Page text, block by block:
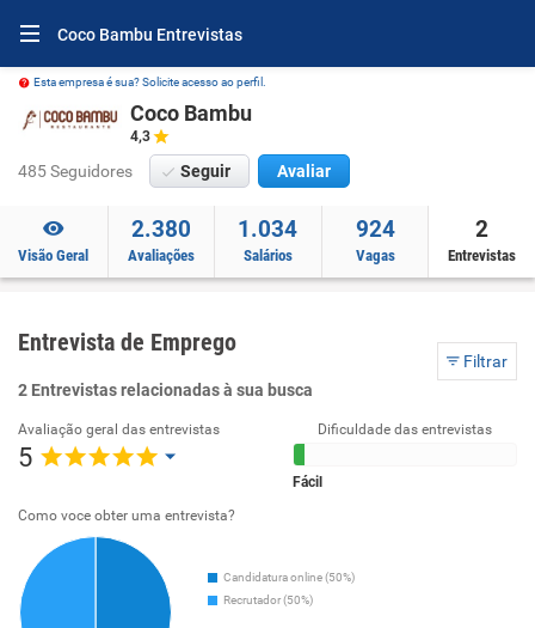
Coco Bambu Entrevistas
Esta empresa é sua? Solicite acesso ao perfil.
Coco Bambu
4,3
485 Seguidores Seguir Avaliar
Visão Geral
2.380
Avaliações
1.034
Salários
924
Vagas
2
Entrevistas
Entrevista de Emprego
Filtrar
2 Entrevistas relacionadas à sua busca
Avaliação geral das entrevistas
5
Dificuldade das entrevistas
Fácil
Como voce obter uma entrevista?
Candidatura online (50%)
Recrutador (50%)